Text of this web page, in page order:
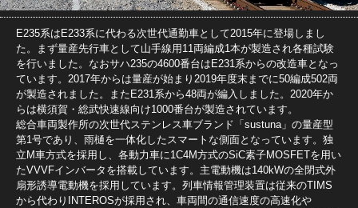
E235系はE233系に代わる次世代通勤車として2015年に登場しまし
た。まず量産先行車として山手線用11両編成1本が製造され各種試験
を行いました。なおサハ235の4600番台はE231系からの改造車となっ
ています。2017年からは量産が始まり2019年度末までに50編成502両
が製造されました。またE231系から48両が編入しました。2020年か
らは横須賀・総武快速線向け1000番台が製造されています。
総合車両製作所の次世代ステンレス車ブランド「sustuna」の量産型
第1号であり、雨樋を一体化したスマートな側面となっています。独
立M車方式を採用し、各動力車に1C4M方式のSiC素子MOSFETを用い
たVVVFインバータを搭載しています。主電動機は140kWの全閉式外
扇形誘導電動機を採用しています。列車情報管理装置は従来のTIMS
から代わりINTEROSが採用され、車両間の通信速度の高速化や